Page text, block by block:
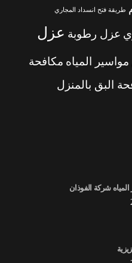
طريقة فتح انسداد المجاري
عزل رطوبة عزل
المياه مكافحة
البق بالمنزل
شركة الفوذان